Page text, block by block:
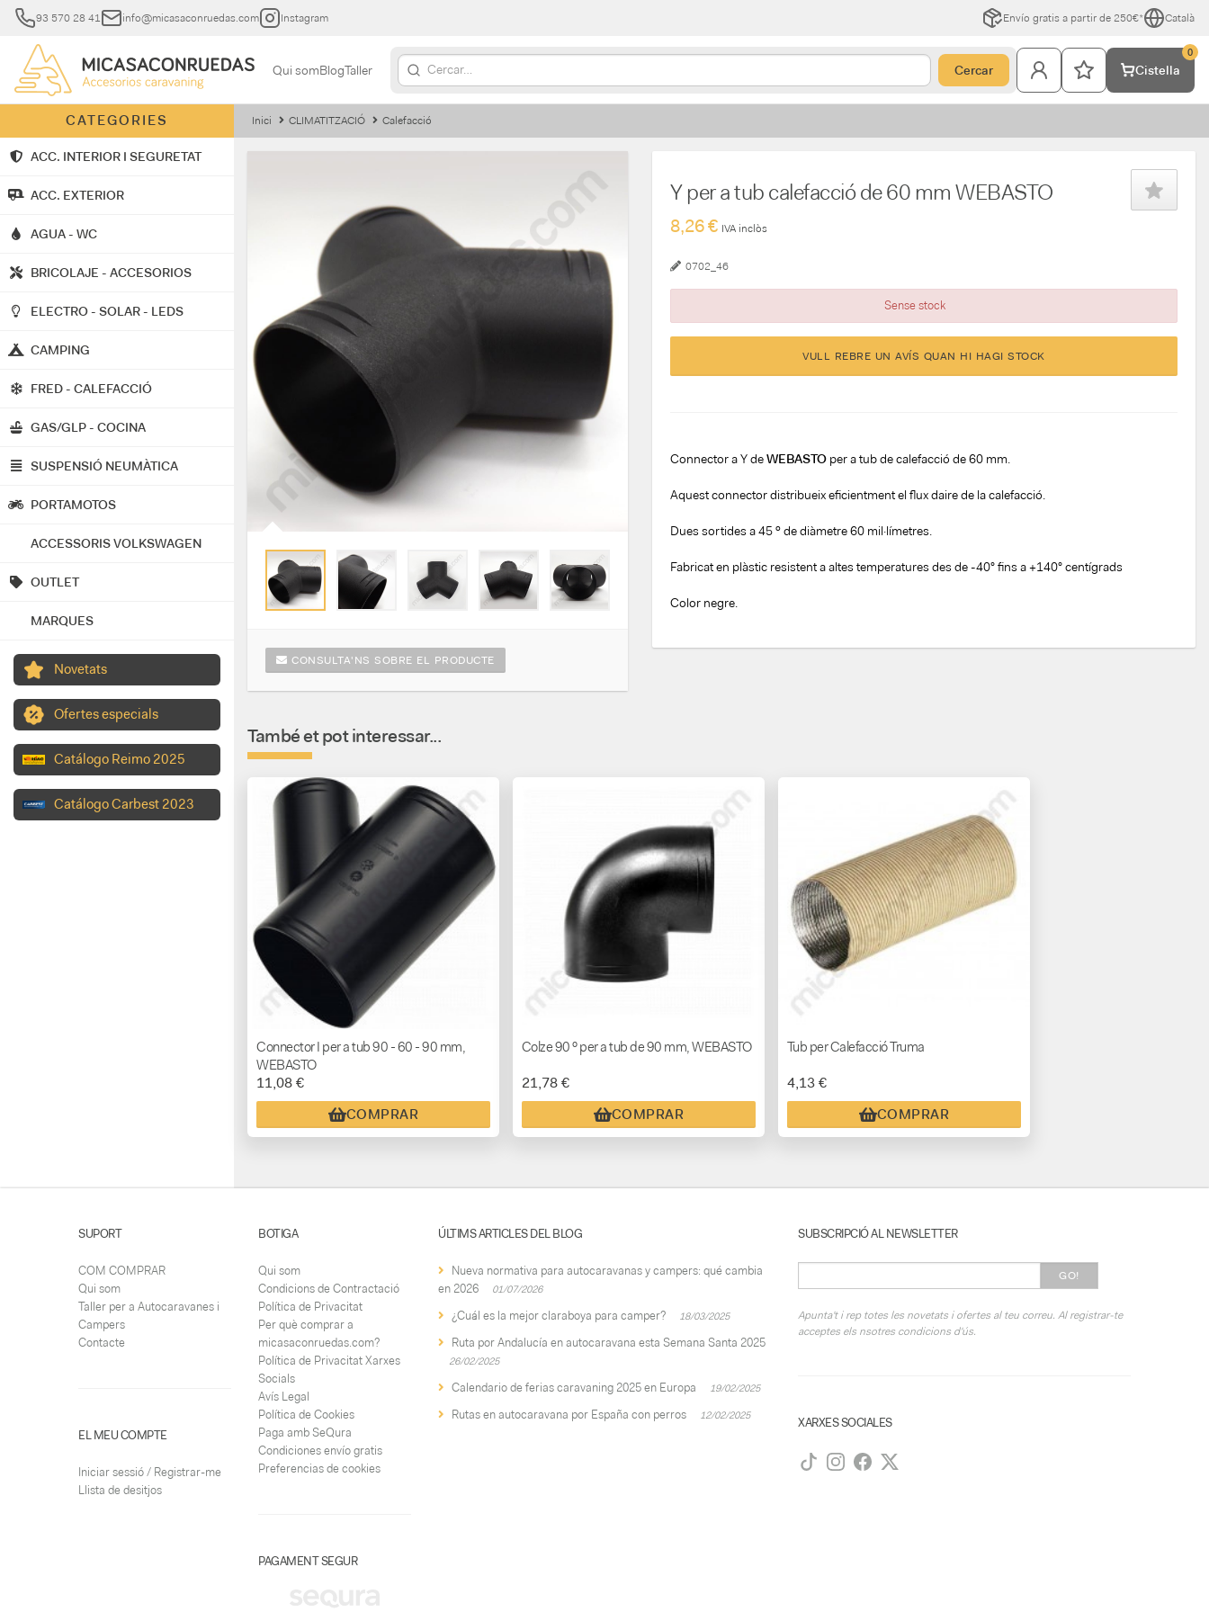
93 570 28 41 info@micasaconruedas.com Instagram Envío gratis a partir de 250€* Català
Qui somBlogTaller Cercar Cistella
0
CATEGORIES
ACC. INTERIOR I SEGURETAT
ACC. EXTERIOR
AGUA - WC
BRICOLAJE - ACCESORIOS
ELECTRO - SOLAR - LEDS
CAMPING
FRED - CALEFACCIÓ
GAS/GLP - COCINA
SUSPENSIÓ NEUMÀTICA
PORTAMOTOS
ACCESSORIS VOLKSWAGEN
OUTLET
MARQUES
Novetats
Ofertes especials
Catálogo Reimo 2025
Catálogo Carbest 2023
Inici CLIMATITZACIÓ Calefacció
CONSULTA'NS SOBRE EL PRODUCTE
Y per a tub calefacció de 60 mm WEBASTO
8,26 € IVA inclòs
0702_46
Sense stock
VULL REBRE UN AVÍS QUAN HI HAGI STOCK
Connector a Y deWEBASTO per a tub de calefacció de 60 mm.
Aquest connector distribueix eficientment el flux daire de la calefacció.
Dues sortides a 45 º de diàmetre 60 mil·límetres.
Fabricat en plàstic resistent a altes temperatures des de -40° fins a +140° centígrads
Color negre.
També et pot interessar...
Connector I per a tub 90 - 60 - 90 mm,
WEBASTO
11,08 €
COMPRAR
Colze 90 º per a tub de 90 mm, WEBASTO
21,78 €
COMPRAR
Tub per Calefacció Truma
4,13 €
COMPRAR
SUPORT
COM COMPRAR
Qui som
Taller per a Autocaravanes i
Campers
Contacte
EL MEU COMPTE
Iniciar sessió / Registrar-me
Llista de desitjos
BOTIGA
Qui som
Condicions de Contractació
Política de Privacitat
Per què comprar a
micasaconruedas.com?
Política de Privacitat Xarxes
Socials
Avís Legal
Política de Cookies
Paga amb SeQura
Condiciones envío gratis
Preferencias de cookies
PAGAMENT SEGUR
ÚLTIMS ARTICLES DEL BLOG
Nueva normativa para autocaravanas y campers: qué cambia
en 2026
01/07/2026
¿Cuál es la mejor claraboya para camper? 18/03/2025
Ruta por Andalucía en autocaravana esta Semana Santa 2025
26/02/2025
Calendario de ferias caravaning 2025 en Europa 19/02/2025
Rutas en autocaravana por España con perros 12/02/2025
SUBSCRIPCIÓ AL NEWSLETTER
GO!
Apunta't i rep totes les novetats i ofertes al teu correu. Al registrar-te
acceptes els nsotres condicions d'ús.
XARXES SOCIALES